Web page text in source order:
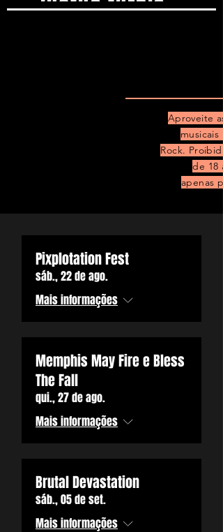
vel. Fusce auctor
tortor vel dui
lacinia mauris
consequat. In hac
habitasse platea
dictumst.
COMPRE INGRESSOS
Aproveite
Rock.
de 18
apenas
Pixplotation Fest
sáb., 22 de ago.
Mais informações
Memphis May Fire e Bless
The Fall
qui., 27 de ago.
Mais informações
Brutal Devastation
sáb., 05 de set.
Mais informações